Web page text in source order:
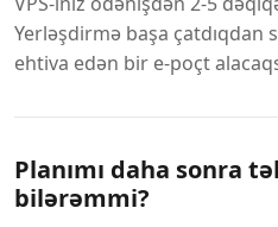
Yerləşdirmə başa çatdıqdan
ehtiva edən bir e-poçt
Planımı daha sonra
bilərəmmi?